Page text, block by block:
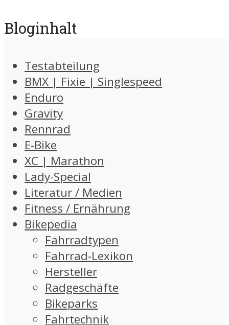
Bloginhalt
Testabteilung
BMX | Fixie | Singlespeed
Enduro
Gravity
Rennrad
E-Bike
XC | Marathon
Lady-Special
Literatur / Medien
Fitness / Ernährung
Bikepedia
Fahrradtypen
Fahrrad-Lexikon
Hersteller
Radgeschäfte
Bikeparks
Fahrtechnik